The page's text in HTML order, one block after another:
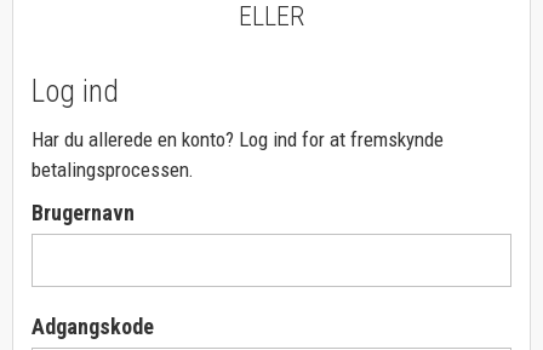
ELLER
Log ind
Har du allerede en konto? Log ind for at fremskynde
betalingsprocessen.
Brugernavn
Adgangskode